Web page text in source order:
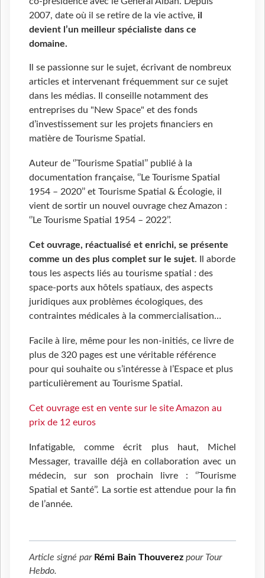
2007, date où il se retire de la vie active, il
devient l’un meilleur spécialiste dans ce
domaine.
Il se passionne sur le sujet, écrivant de nombreux
articles et intervenant fréquemment sur ce sujet
dans les médias. Il conseille notamment des
entreprises du "New Space" et des fonds
d’investissement sur les projets financiers en
matière de Tourisme Spatial.
Auteur de ‘’Tourisme Spatial’’ publié à la
documentation française, ‘’Le Tourisme Spatial
1954 – 2020’’ et Tourisme Spatial & Écologie, il
vient de sortir un nouvel ouvrage chez Amazon :
‘’Le Tourisme Spatial 1954 – 2022’’.
Cet ouvrage, réactualisé et enrichi, se présente
comme un des plus complet sur le sujet. Il aborde
tous les aspects liés au tourisme spatial : des
space-ports aux hôtels spatiaux, des aspects
juridiques aux problèmes écologiques, des
contraintes médicales à la commercialisation…
Facile à lire, même pour les non-initiés, ce livre de
plus de 320 pages est une véritable référence
pour qui souhaite ou s’intéresse à l’Espace et plus
particulièrement au Tourisme Spatial.
Cet ouvrage est en vente sur le site Amazon au
prix de 12 euros
Infatigable, comme écrit plus haut, Michel
Messager, travaille déjà en collaboration avec un
médecin, sur son prochain livre : ‘’Tourisme
Spatial et Santé’’. La sortie est attendue pour la fin
de l’année.
Article signé par Rémi Bain Thouverez pour Tour
Hebdo.